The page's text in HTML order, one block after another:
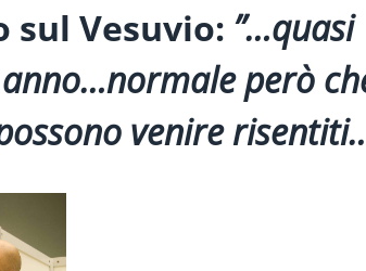
sul Vesuvio: ”…quasi
…normale però
venire risentiti